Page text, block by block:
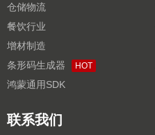
仓储物流
餐饮行业
增材制造
条形码生成器
HOT
鸿蒙通用SDK
联系我们